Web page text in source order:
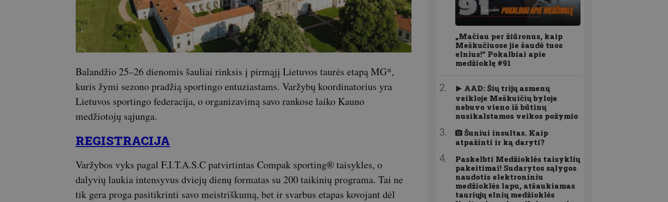
Balandžio 25–26 dienomis šauliai rinksis į pirmąjį Lietuvos taurės etapą MG*,
kuris žymi sezono pradžią sportingo entuziastams. Varžybų koordinatorius yra
Lietuvos sportingo federacija, o organizavimą savo rankose laiko Kauno
medžiotojų sąjunga.
REGISTRACIJA
Varžybos vyks pagal F.I.T.A.S.C patvirtintas Compak sporting® taisykles, o
dalyvių laukia intensyvus dviejų dienų formatas su 200 taikinių programa. Tai ne
tik gera proga pasitikrinti savo meistriškumą, bet ir svarbus etapas kovojant dėl
„Mačiau per žiūronus, kaip
Meškučiuose jie šaudė tuos
elnius!“ Pokalbiai apie
medžioklę #91
AAD: Šių trijų asmenų
veikloje Meškuičių byloje
nebuvo vieno iš būtinų
nusikalstamos veikos požymio
Šuniui insultas. Kaip
atpažinti ir ką daryti?
Paskelbti Medžioklės taisyklių
pakeitimai! Sudarytos sąlygos
naudotis elektroniniu
medžioklės lapu, atšaukiamas
tauriųjų elnių medžioklės